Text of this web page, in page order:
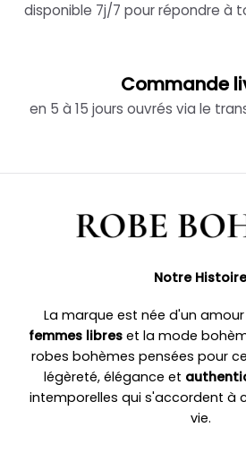
disponible 7j/7 pour répondre à
Commande
en 5 à 15 jours ouvrés via le
Notre Histoire
La marque est née d'un
femmes libres et la mode
robes bohèmes pensées pour
légèreté, élégance et
intemporelles qui s'accordent à
vie.